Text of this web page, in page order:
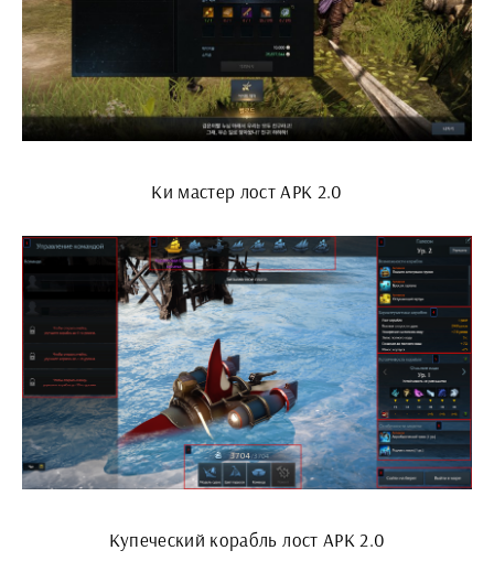
Ки мастер лост АРК 2.0
Купеческий корабль лост АРК 2.0